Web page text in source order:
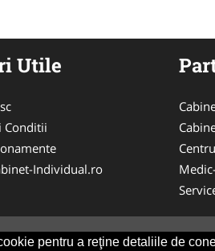
pentru a reţine detaliile de
Utile
Conditii
Individual.ro
Powered byVilonMedia&